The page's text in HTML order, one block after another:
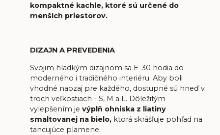
kompaktné kachle, ktoré sú určené do
menších priestorov.
DIZAJN A PREVEDENIA
Svojim hladkým dizajnom sa E-30 hodia do
moderného i tradičného interiéru. Aby boli
vhodné naozaj pre každého, dostupné sú hneď v
troch veľkostiach - S, M a L. Dôležitým
vylepšením jevýplň ohniska z liatiny
smaltovanej na bielo, ktorá skrášľuje pohľad na
tancujúce plamene.